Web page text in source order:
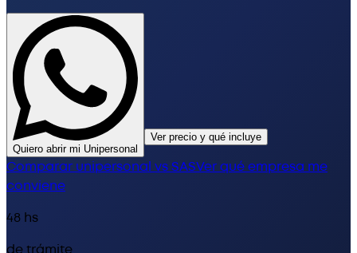
Quiero abrir mi Unipersonal
Ver precio y qué incluye
Comparar unipersonal vs SASVer qué empresa me
conviene
48 hs